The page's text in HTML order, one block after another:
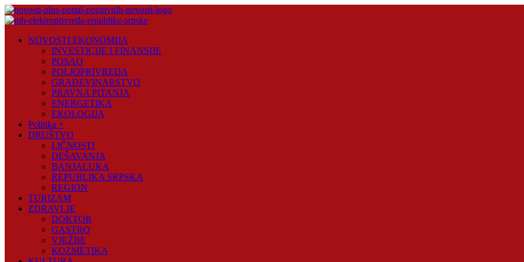
Skip
to
Plus
NOVOSTI EKONOMIJA
INVESTICIJE I FINANSIJE
POSAO
POLJOPRIVREDA
GRAĐEVINARSTVO
PRAVNA PITANJA
ENERGETIKA
EKOLOGIJA
Politika +
DRUŠTVO
LIČNOSTI
DEŠAVANJA
BANJALUKA
REPUBLIKA SRPSKA
REGION
TURIZAM
ZDRAVLJE
DOKTOR
GASTRO
VJEŽBE
KOZMETIKA